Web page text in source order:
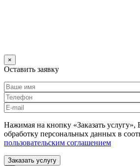
×
Оставить заявку
Нажимая на кнопку «Заказать услугу»,
обработку персональных данных в
пользовательским соглашением
Заказать услугу